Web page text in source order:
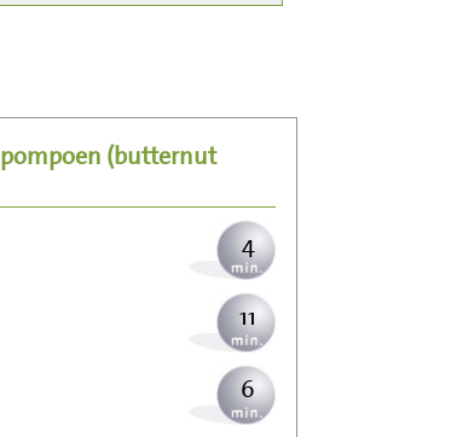
pompoen (butternut
4
11
6